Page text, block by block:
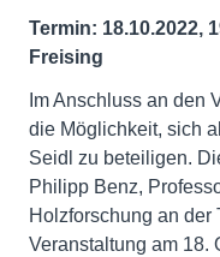
Termin: 18.10.2022,
Freising
Im Anschluss an den
die Möglichkeit, sich
Seidl zu beteiligen.
Philipp Benz,
Holzforschung an der
Veranstaltung am 18.